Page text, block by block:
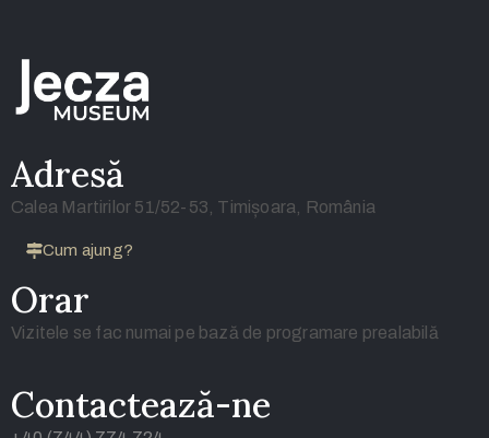
Adresă
Calea Martirilor 51/52-53, Timișoara, România
Cum ajung?
Orar
Vizitele se fac numai pe bază de programare prealabilă
Contactează-ne